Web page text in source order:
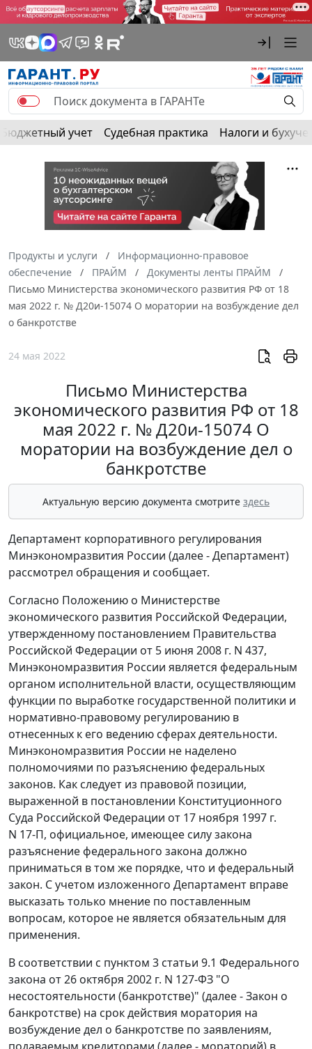
Бюджетный учет Судебная практика Налоги и
Продукты и услуги
Информационно-правовое
обеспечение
ПРАЙМ
Документы ленты ПРАЙМ
Письмо Министерства экономического развития РФ от 18
мая 2022 г. № Д20и-15074 О моратории на возбуждение дел
о банкротстве
24 мая 2022
Письмо Министерства
экономического развития РФ от 18
мая 2022 г. № Д20и-15074 О
моратории на возбуждение дел о
банкротстве
Актуальную версию документа смотрите здесь
Департамент корпоративного регулирования
Минэкономразвития России (далее - Департамент)
рассмотрел обращения и сообщает.
Согласно Положению о Министерстве
экономического развития Российской Федерации,
утвержденному постановлением Правительства
Российской Федерации от 5 июня 2008 г. N 437,
Минэкономразвития России является федеральным
органом исполнительной власти, осуществляющим
функции по выработке государственной политики и
нормативно-правовому регулированию в
отнесенных к его ведению сферах деятельности.
Минэкономразвития России не наделено
полномочиями по разъяснению федеральных
законов. Как следует из правовой позиции,
выраженной в постановлении Конституционного
Суда Российской Федерации от 17 ноября 1997 г.
N 17-П, официальное, имеющее силу закона
разъяснение федерального закона должно
приниматься в том же порядке, что и федеральный
закон. С учетом изложенного Департамент вправе
высказать только мнение по поставленным
вопросам, которое не является обязательным для
применения.
В соответствии с пунктом 3 статьи 9.1 Федерального
закона от 26 октября 2002 г. N 127-ФЗ "О
несостоятельности (банкротстве)" (далее - Закон о
банкротстве) на срок действия моратория на
возбуждение дел о банкротстве по заявлениям,